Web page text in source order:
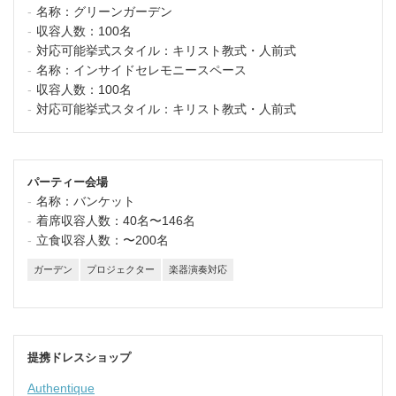
名称： グリーンガーデン
収容人数： 100名
対応可能挙式スタイル： キリスト教式・人前式
名称： インサイドセレモニースペース
収容人数： 100名
対応可能挙式スタイル： キリスト教式・人前式
パーティー会場
名称： バンケット
着席収容人数： 40名〜146名
立食収容人数： 〜200名
ガーデン プロジェクター 楽器演奏対応
提携ドレスショップ
Authentique